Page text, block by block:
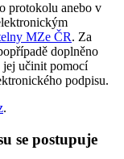
protokolu anebo v
MZe ČR. Za
doplněno
jej učinit pomocí
podpisu.
.
se postupuje